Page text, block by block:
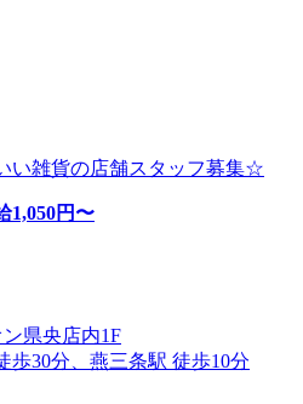
い雑貨の店舗スタッフ募集☆
1,050円〜
県央店内1F
歩30分、燕三条駅 徒歩10分